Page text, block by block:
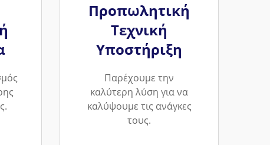
Προπωλητική
Τεχνική
Υποστήριξη
Παρέχουμε την
καλύτερη λύση για να
καλύψουμε τις ανάγκες
τους.